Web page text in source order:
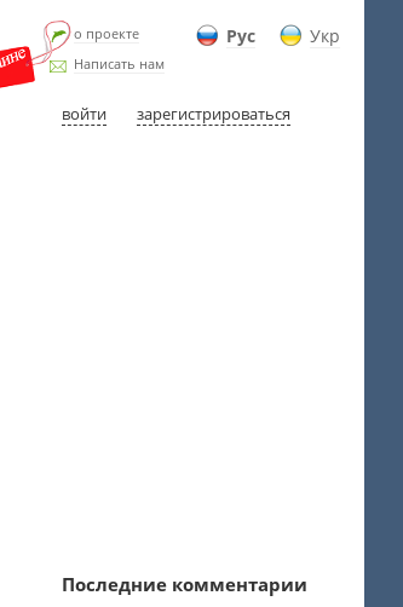
Рус Укр
о проекте
Написать нам
войти зарегистрироваться
Последние комментарии